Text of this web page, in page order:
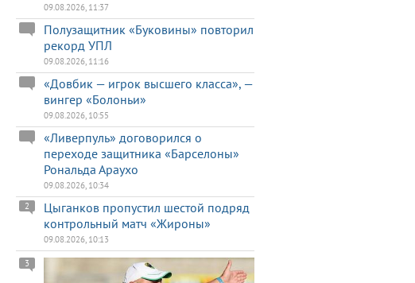
09.08.2026, 11:37
Полузащитник «Буковины» повторил
рекорд УПЛ
09.08.2026, 11:16
«Довбик — игрок высшего класса», —
вингер «Болоньи»
09.08.2026, 10:55
«Ливерпуль» договорился о
переходе защитника «Барселоны»
Рональда Араухо
09.08.2026, 10:34
Цыганков пропустил шестой подряд
контрольный матч «Жироны»
2
09.08.2026, 10:13
3